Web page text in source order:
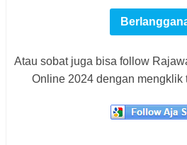
Atau sobat juga bisa follow
Online 2024 dengan mengklik